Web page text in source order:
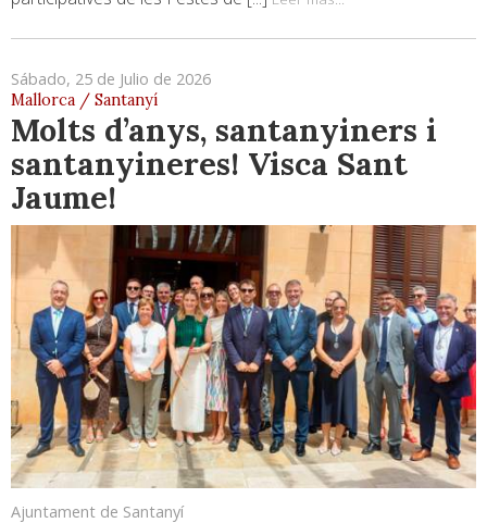
Sábado, 25 de Julio de 2026
Mallorca / Santanyí
Molts d’anys, santanyiners i
santanyineres! Visca Sant
Jaume!
Ajuntament de Santanyí